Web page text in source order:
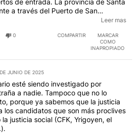
de entrada. La provincia de Santa
a través del Puerto de San
señalada como un punto estratégico
presente que Santa Fe funciona
de acopio y fraccionamiento, las
en cambio, es un puerto de
internacional, donde el
con estructuras más empresariales
Leer mas
0 COMPARTIR
MARCAR
COMO
INAPROPIADO
JUNIO DE 2025
esté siendo investigado por
a nadie. Tampoco que no lo
porque ya sabemos que la justicia
los candidatos que son más proclives
justicia social (CFK, Yrigoyen, el